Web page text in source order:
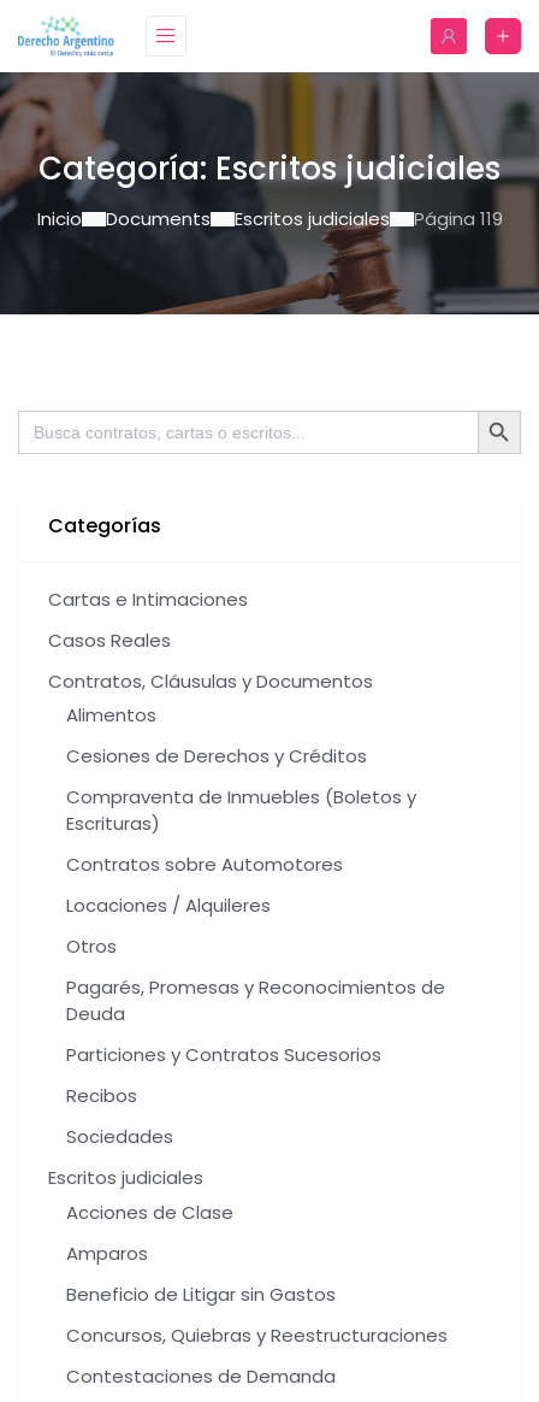
Categoría: Escritos judiciales
Inicio Documents Escritos judiciales Página 119
Buscar: Botón de
Categorías
Cartas e Intimaciones
Casos Reales
Contratos, Cláusulas y Documentos
Alimentos
Cesiones de Derechos y Créditos
Compraventa de Inmuebles (Boletos y
Escrituras)
Contratos sobre Automotores
Locaciones / Alquileres
Otros
Pagarés, Promesas y Reconocimientos de
Deuda
Particiones y Contratos Sucesorios
Recibos
Sociedades
Escritos judiciales
Acciones de Clase
Amparos
Beneficio de Litigar sin Gastos
Concursos, Quiebras y Reestructuraciones
Contestaciones de Demanda